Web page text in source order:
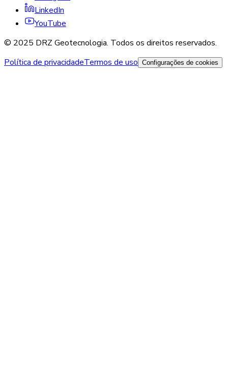
LinkedIn
YouTube
© 2025 DRZ Geotecnologia. Todos os direitos reservados.
Política de privacidadeTermos de uso Configurações de cookies